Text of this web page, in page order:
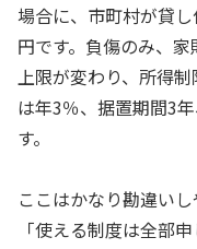
場合に、市町村が貸
円です。負傷のみ、
上限が変わり、所得
は年3％、据置期間3
す。
ここはかなり勘違い
「使える制度は全部